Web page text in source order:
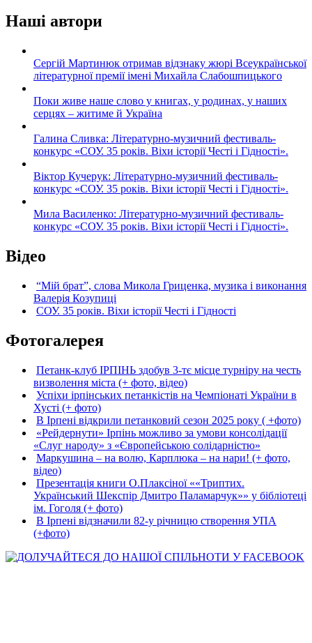
Наші автори
Сергій Мартинюк отримав відзнаку жюрі Всеукраїнської
літературної премії імені Михайла Слабошпицького
Поки живе наше слово у книгах, у родинах, у наших
серцях – житиме й Україна
Галина Сливка: Літературно-музичний фестиваль-
конкурс «СОУ. 35 років. Віхи історії Честі і Гідності».
Віктор Кучерук: Літературно-музичний фестиваль-
конкурс «СОУ. 35 років. Віхи історії Честі і Гідності».
Мила Василенко: Літературно-музичний фестиваль-
конкурс «СОУ. 35 років. Віхи історії Честі і Гідності».
Відео
“Мій брат”, слова Микола Гриценка, музика і виконання
Валерія Козупиці
СОУ. 35 років. Віхи історії Честі і Гідності
Фотогалерея
Петанк-клуб ІРПІНЬ здобув 3-тє місце турніру на честь
визволення міста (+ фото, відео)
Успіхи ірпінських петанкістів на Чемпіонаті України в
Хусті (+ фото)
В Ірпені відкрили петанковий сезон 2025 року ( +фото)
«Рейдернути» Ірпінь можливо за умови консолідації
«Слуг народу» з «Європейською солідарністю»
Маркушина – на волю, Карплюка – на нари! (+ фото,
відео)
Презентація книги О.Плаксіної ««Триптих.
Український Шекспір Дмитро Паламарчук»» у бібліотеці
ім. Гоголя (+ фото)
В Ірпені відзначили 82-у річницю створення УПА
(+фото)